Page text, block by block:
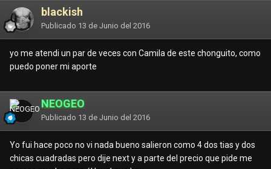
blackish
Publicado 13 de Junio del 2016
yo me atendi un par de veces con Camila de este chonguito, como
puedo poner mi aporte
NEOGEO
Publicado 13 de Junio del 2016
Yo fui hace poco no vi nada bueno salieron como 4 dos tias y dos
chicas cuadradas pero dije next y a parte del precio que pide me